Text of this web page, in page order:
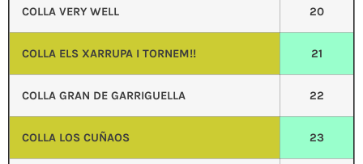
COLLA VERY WELL 20
COLLA ELS XARRUPA I TORNEM!! 21
COLLA GRAN DE GARRIGUELLA 22
COLLA LOS CUÑAOS 23